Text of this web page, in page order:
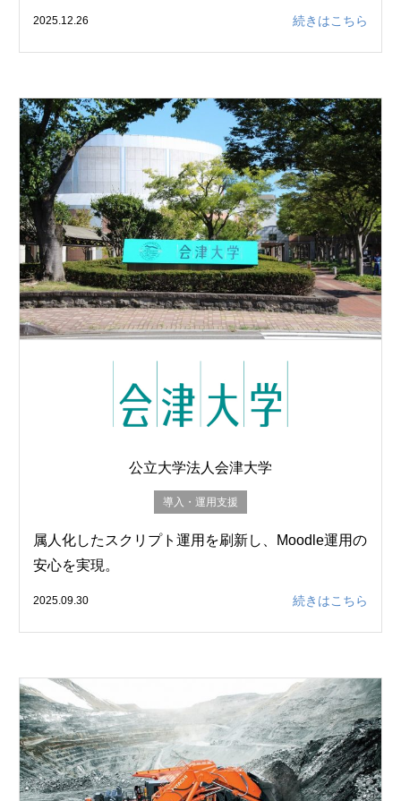
2025.12.26 続きはこちら
公立大学法人会津大学
導入・運用支援
属人化したスクリプト運用を刷新し、Moodle運用の
安心を実現。
2025.09.30 続きはこちら